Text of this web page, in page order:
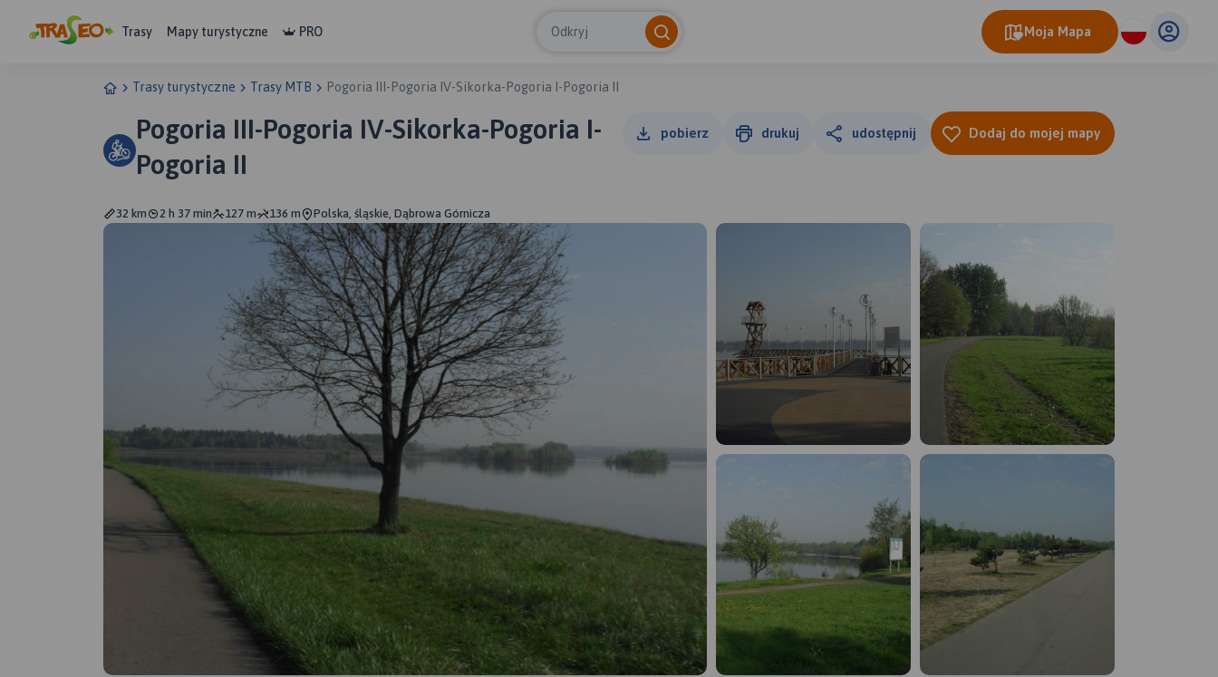
Trasy Mapy turystyczne PRO Odkryj Moja Mapa
Trasy turystyczne Trasy MTB Pogoria III-Pogoria IV-Sikorka-Pogoria I-Pogoria II
Pogoria III-Pogoria IV-Sikorka-Pogoria I-
Pogoria II
pobierz drukuj udostępnij Dodaj do mojej mapy
32 km 2 h 37 min 127 m 136 m Polska, śląskie, Dąbrowa Górnicza